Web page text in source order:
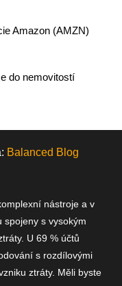
Amazon (AMZN)
do nemovitostí
Balanced Blog
nástroje a v
spojeny s vysokým
U 69 % účtů
s rozdílovými
ztráty. Měli byste